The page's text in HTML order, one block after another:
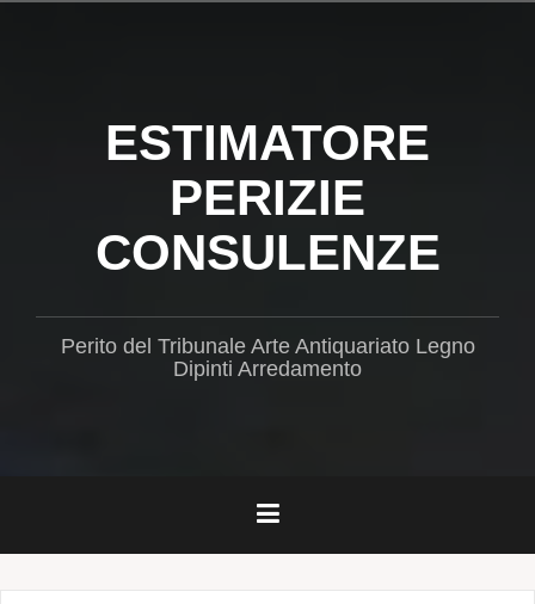
ESTIMATORE
PERIZIE
CONSULENZE
Perito del Tribunale Arte Antiquariato Legno
Dipinti Arredamento